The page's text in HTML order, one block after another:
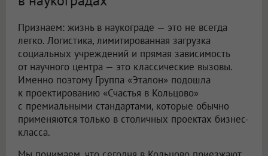
Признаем: жизнь в наукограде — это не всегда
легко. Логистика, лимитированная загрузка
социальных учреждений и прямая зависимость
от научного центра — это классические вызовы.
Именно поэтому Группа «Эталон» подошла
к проектированию «Счастья в Кольцово»
с премиальными стандартами, которые обычно
применяются только в столичных проектах бизнес-
класса.